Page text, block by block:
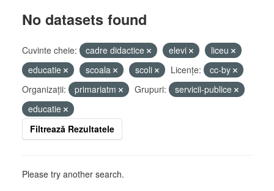
No datasets found
Cuvinte cheie: cadre didactice elevi
liceu
educatie
scoala scoli Licenţe:
cc-by
Organizații:
primariatm Grupuri:
servicii-publice
educatie
Filtrează Rezultatele
Please try another search.